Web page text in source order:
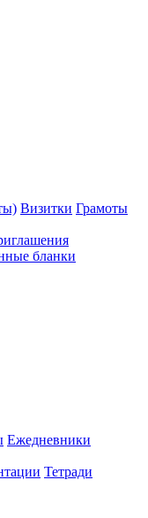
Визитки Грамоты
бланки
Ежедневники
Тетради